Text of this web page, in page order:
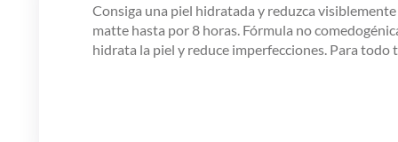
Consiga una piel hidratada y reduzca
matte hasta por 8 horas. Fórmula no
hidrata la piel y reduce imperfecciones. Para todo